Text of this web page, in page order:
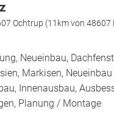
Ochtrup (11km von 48607
Neueinbau,
Markisen,
Innenausbau,
Planung / Montage